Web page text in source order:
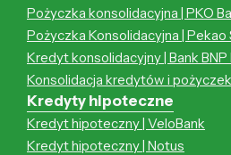
Pożyczka konsolidacyjna | PKO
Pożyczka Konsolidacyjna | Pekao
Kredyt konsolidacyjny | Bank BNP
Konsolidacja kredytów i
Kredyty hipoteczne
Kredyt hipoteczny | VeloBank
Kredyt hipoteczny | Notus